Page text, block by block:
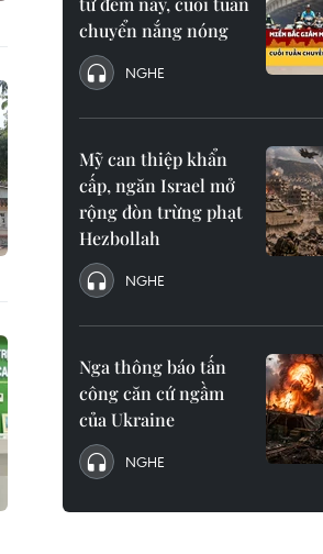
chuyển nắng nóng
NGHE
Mỹ can thiệp khẩn
cấp, ngăn Israel mở
rộng đòn trừng phạt
Hezbollah
NGHE
Nga thông báo tấn
công căn cứ ngầm
của Ukraine
NGHE